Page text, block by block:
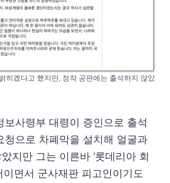
히겠다고 했지만, 정작 공판에는 출석하지 않았
보사령부 대령이 증인으로 출석
청으로 차폐막을 설치해 얼굴과
지만 그는 이른바 ‘롯데리아 회
이면서 군사재판 피고인이기도